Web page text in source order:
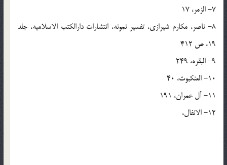
7- الزمر، 17
8- ناصر، مکارم شيرازي، تفسير نمونه، انتشارات دارالکتب الاسلاميه، جلد
19، ص 412
9- البقره، 249
10- العنکبوت، 40
11- آل عمران، 191
12- الانفال،